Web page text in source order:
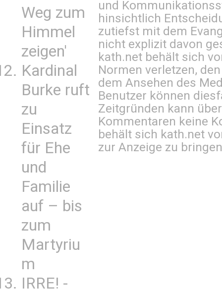
Weg zum
Himmel
zeigen'
Kardinal
Burke ruft
zu
Einsatz
für Ehe
und
Familie
auf – bis
zum
Martyriu
m
IRRE! -
und
hinsichtlich
zutiefst mit dem
nicht explizit davon
kath.net behält sich
Normen verletzen,
dem Ansehen des
Benutzer können
Zeitgründen kann
Kommentaren keine
behält sich kath.net
zur Anzeige zu